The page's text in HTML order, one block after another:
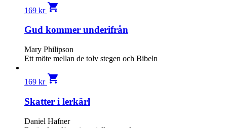
169 kr shopping_cart
Gud kommer underifrån
Mary Philipson
Ett möte mellan de tolv stegen och Bibeln
169 kr shopping_cart
Skatter i lerkärl
Daniel Hafner